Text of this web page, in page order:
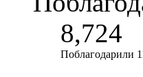
8,724
Поблагодарили